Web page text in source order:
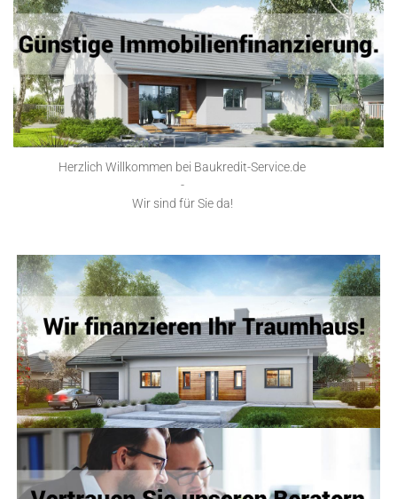
Herzlich Willkommen bei Baukredit-Service.de
-
Wir sind für Sie da!